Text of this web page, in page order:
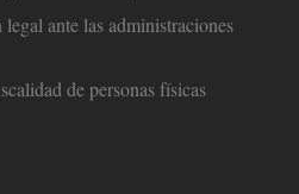
ante las administraciones
de personas físicas